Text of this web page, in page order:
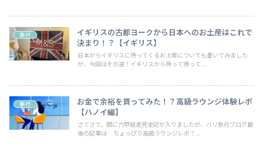
旅行
イギリスの古都ヨークから日本へのお土産はこれで
決まり！？【イギリス】
日本からイギリスに持ってくるお土産についても書いてみました
が、今回はその逆！イギリスから持って帰って...
旅行
お金で余裕を買ってみた！？高級ラウンジ体験レポ
【ハノイ編】
さてさて、間に六甲縦走完走記が入りましたが、バリ旅行ブログ最
後の記事は…ちょっぴり高級ラウンジレポ？...